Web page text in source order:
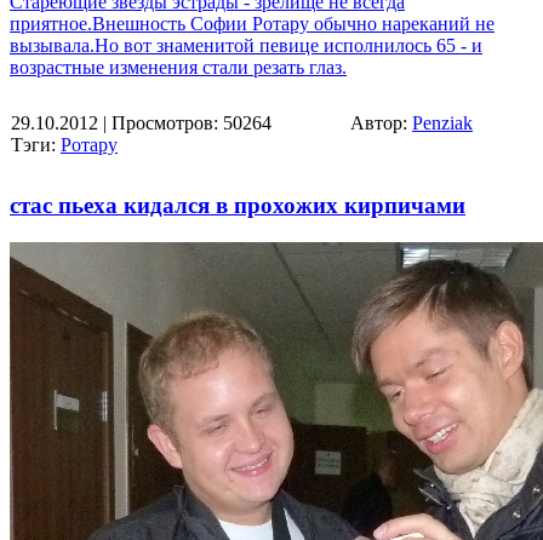
приятное.Внешность Софии Ротару обычно нареканий не
вызывала.Но вот знаменитой певице исполнилось 65 - и
возрастные изменения стали резать глаз.
29.10.2012 | Просмотров: 50264
Тэги: Ротару
Автор: Penziak
стас пьеха кидался в прохожих кирпичами